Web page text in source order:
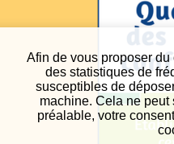
Afin de vous proposer
des statistiques de
susceptibles de
machine. Cela ne peut
préalable, votre